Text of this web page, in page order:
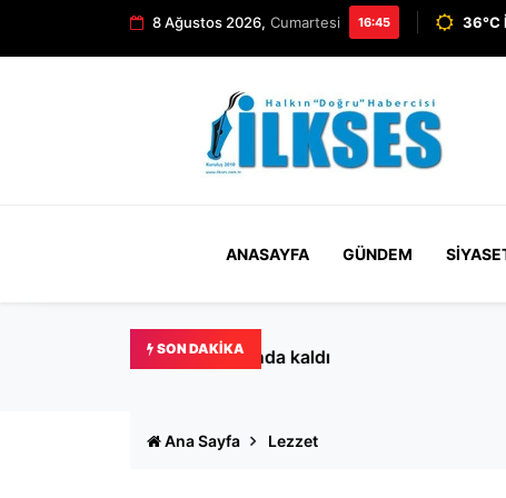
8 Ağustos 2026, Cumartesi 16:45 36°C
ANASAYFA GÜNDEM
SON DAKIKA Bakırköy’de kedilere
Ana Sayfa Lezzet